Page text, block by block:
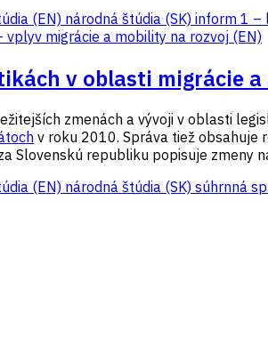
(EN) národná štúdia (SK) inform 1 –
vplyv migrácie a mobility na rozvoj (EN)
v oblasti migrácie a
zmenách a vývoji v oblasti
v roku 2010. Správa tiež
Slovenskú republiku popisuje
(EN) národná štúdia (SK) súhrnná